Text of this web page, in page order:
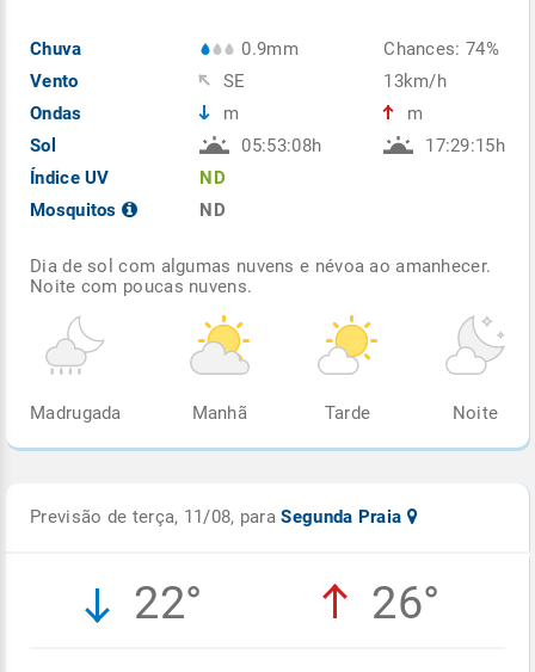
Chuva
Vento
Ondas
Sol
Índice UV
Mosquitos
0.9mm
SE
m
05:53:08h
ND
ND
Chances: 74%
13km/h
m
17:29:15h
Dia de sol com algumas nuvens e névoa ao amanhecer.
Noite com poucas nuvens.
Madrugada Manhã Tarde Noite
Previsão de terça, 11/08, paraSegunda Praia
22° 26°